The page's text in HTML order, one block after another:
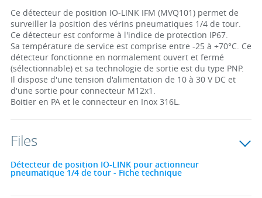
Ce détecteur de position IO-LINK IFM (MVQ101) permet de
surveiller la position des vérins pneumatiques 1/4 de tour.
Ce détecteur est conforme à l'indice de protection IP67.
Sa température de service est comprise entre -25 à +70°C. Ce
détecteur fonctionne en normalement ouvert et fermé
(sélectionnable) et sa technologie de sortie est du type PNP.
Il dispose d'une tension d'alimentation de 10 à 30 V DC et
d'une sortie pour connecteur M12x1.
Boitier en PA et le connecteur en Inox 316L.
Files
Détecteur de position IO-LINK pour actionneur
pneumatique 1/4 de tour - Fiche technique